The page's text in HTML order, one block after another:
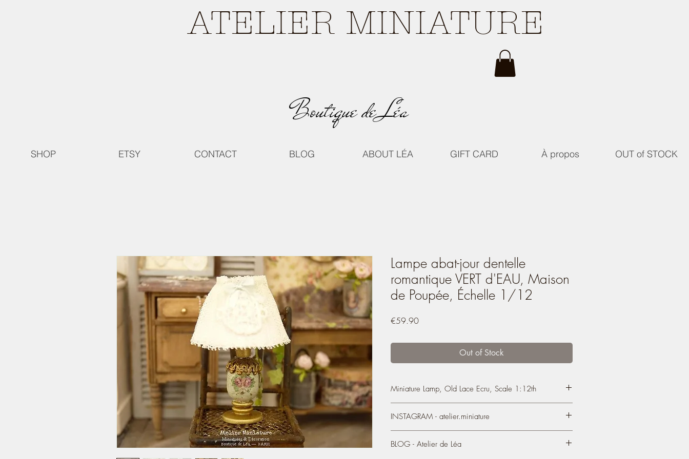
ATELIER MINIATURE
Boutique de Léa
SHOP ETSY CONTACT BLOG ABOUT LÉA GIFT CARD À propos OUT of STOCK
Lampe abat-jour dentelle
romantique VERT d'EAU, Maison
de Poupée, Échelle 1/12
€59.90Price
Out of Stock
Miniature Lamp, Old Lace Ecru, Scale 1:12th
WATER GREEN
Decorative metal lamp
INSTAGRAM - atelier.miniature
https://www.instagram.com/atelier.miniature/
BLOG - Atelier de Léa